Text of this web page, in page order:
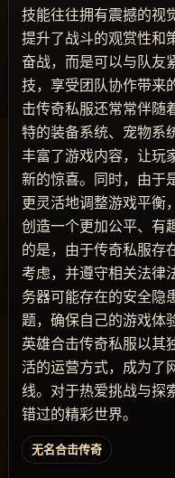
技能往往拥有震撼的视
提升了战斗的观赏性和
奋战，而是可以与队友
技，享受团队协作带来
击传奇私服还常常伴随
特的装备系统、宠物系
丰富了游戏内容，让玩
新的惊喜。同时，由于
更灵活地调整游戏平衡
创造一个更加公平、有
的是，由于传奇私服存
考虑，并遵守相关法律
务器可能存在的安全隐
题，确保自己的游戏体
英雄合击传奇私服以其
活的运营方式，成为了
线。对于热爱挑战与探
错过的精彩世界。
无名合击传奇